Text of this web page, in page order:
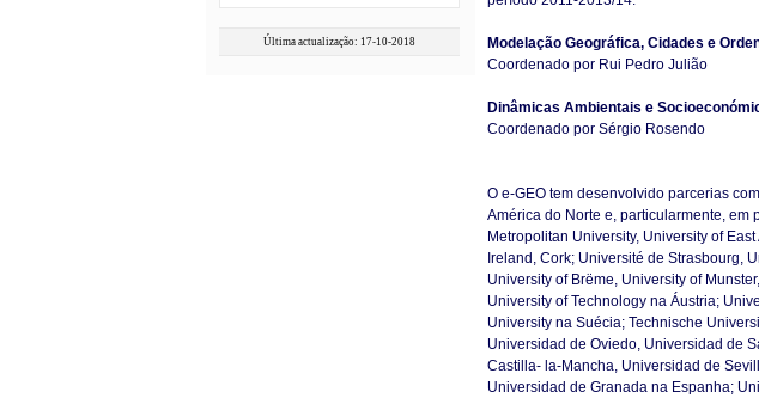
Modelação Geográfica, Cidades e
Coordenado por Rui Pedro Julião
Dinâmicas Ambientais e
Coordenado por Sérgio Rosendo
O e-GEO tem desenvolvido parcerias
América do Norte e, particularmente,
Metropolitan University, University of
Ireland, Cork; Université de Strasbourg,
University of Brëme, University of
University of Technology na Áustria;
University na Suécia; Technische
Universidad de Oviedo, Universidad de
Castilla- la-Mancha, Universidad de
Universidad de Granada na Espanha;
Última actualização: 17-10-2018